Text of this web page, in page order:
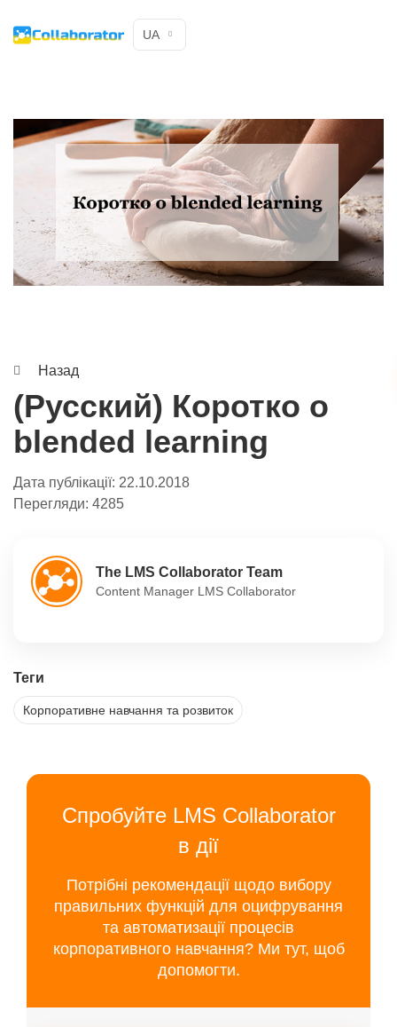
UA
Назад
(Русский) Коротко о
blended learning
Дата публікації: 22.10.2018
Перегляди: 4285
The LMS Collaborator Team
Content Manager LMS Collaborator
Теги
Корпоративне навчання та розвиток
Спробуйте LMS Collaborator
в дії
Потрібні рекомендації щодо вибору
правильних функцій для оцифрування
та автоматизації процесів
корпоративного навчання? Ми тут, щоб
допомогти.